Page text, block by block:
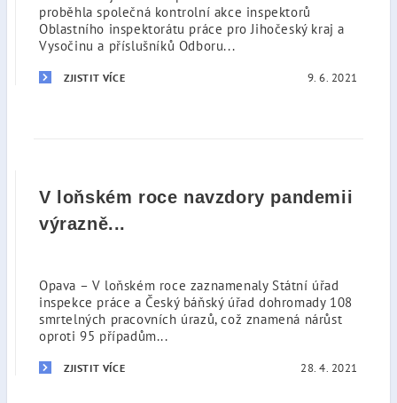
proběhla společná kontrolní akce inspektorů
Oblastního inspektorátu práce pro Jihočeský kraj a
Vysočinu a příslušníků Odboru...
ZJISTIT VÍCE 9. 6. 2021
V loňském roce navzdory pandemii
výrazně...
Opava – V loňském roce zaznamenaly Státní úřad
inspekce práce a Český báňský úřad dohromady 108
smrtelných pracovních úrazů, což znamená nárůst
oproti 95 případům...
ZJISTIT VÍCE 28. 4. 2021